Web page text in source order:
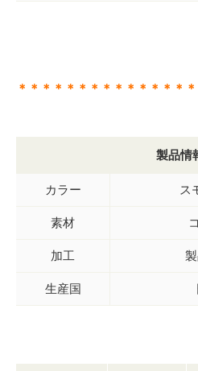
＊＊＊＊＊＊＊＊＊＊＊＊＊＊
製品情
カラー ス
素材
加工
生産国